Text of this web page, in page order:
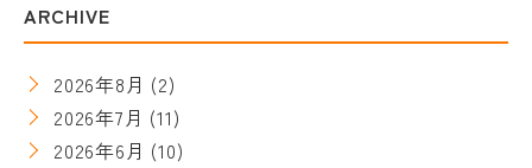
ARCHIVE
2026年8月 (2)
2026年7月 (11)
2026年6月 (10)